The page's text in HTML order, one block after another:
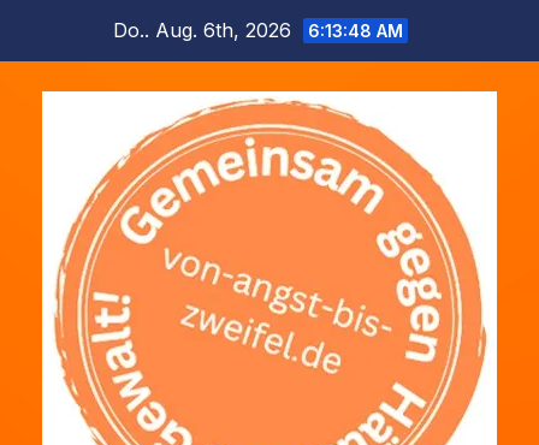
springen
Do.. Aug. 6th, 2026 6:13:48 AM